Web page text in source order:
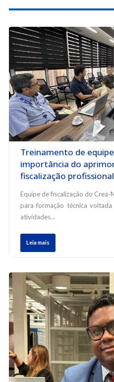
Treinamento de
importância do
fiscalização profissional
Equipe de fiscalização do
para formação técnica
atividades…
Leia mais